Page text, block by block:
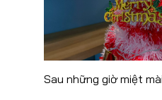
Sau những giờ miệt